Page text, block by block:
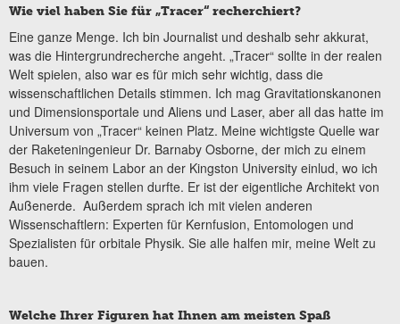
Wie viel haben Sie für „Tracer“ recherchiert?
Eine ganze Menge. Ich bin Journalist und deshalb sehr akkurat,
was die Hintergrundrecherche angeht. „Tracer“ sollte in der realen
Welt spielen, also war es für mich sehr wichtig, dass die
wissenschaftlichen Details stimmen. Ich mag Gravitationskanonen
und Dimensionsportale und Aliens und Laser, aber all das hatte im
Universum von „Tracer“ keinen Platz. Meine wichtigste Quelle war
der Raketeningenieur Dr. Barnaby Osborne, der mich zu einem
Besuch in seinem Labor an der Kingston University einlud, wo ich
ihm viele Fragen stellen durfte. Er ist der eigentliche Architekt von
Außenerde. Außerdem sprach ich mit vielen anderen
Wissenschaftlern: Experten für Kernfusion, Entomologen und
Spezialisten für orbitale Physik. Sie alle halfen mir, meine Welt zu
bauen.
Welche Ihrer Figuren hat Ihnen am meisten Spaß